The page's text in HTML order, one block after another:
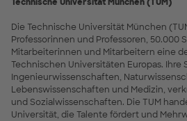
Die Technische Universität München
Professorinnen und Professoren, 50.000
Mitarbeiterinnen und Mitarbeitern eine
Technischen Universitäten Europas.
Ingenieurwissenschaften,
Lebenswissenschaften und Medizin,
und Sozialwissenschaften. Die TUM
Universität, die Talente fördert und